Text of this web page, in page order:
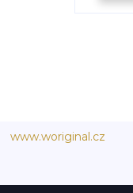
www.woriginal.cz